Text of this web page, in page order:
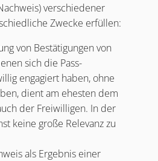
verschiedener
Zwecke erfüllen:
von Bestätigungen von
sich die Pass-
engagiert haben, ohne
dient am ehesten dem
der Freiwilligen. In der
keine große Relevanz zu
als Ergebnis einer